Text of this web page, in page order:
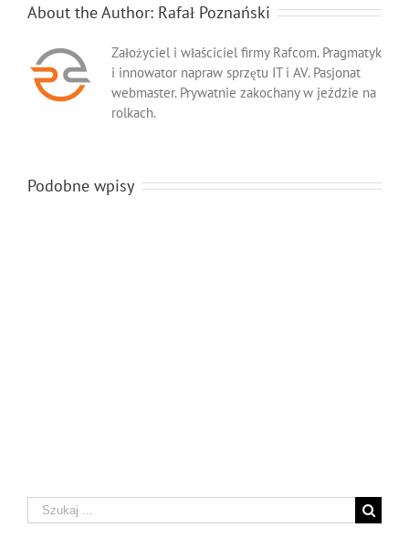
About the Author: Rafał Poznański
Założyciel i właściciel firmy Rafcom. Pragmatyk
i innowator napraw sprzętu IT i AV. Pasjonat
webmaster. Prywatnie zakochany w jeździe na
rolkach.
Podobne wpisy
Szukaj